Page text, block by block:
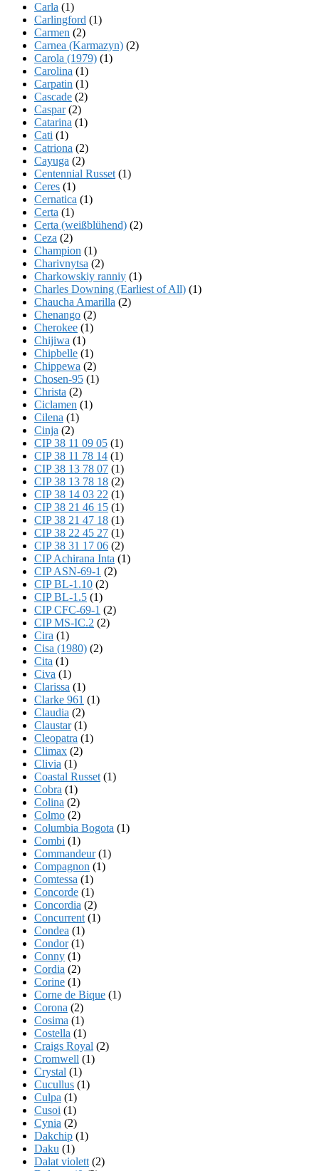
Carla (1)
Carlingford (1)
Carmen (2)
Carnea (Karmazyn) (2)
Carola (1979) (1)
Carolina (1)
Carpatin (1)
Cascade (2)
Caspar(2)
Catarina (1)
Cati (1)
Catriona (2)
Cayuga (2)
Centennial Russet (1)
Ceres (1)
Cernatica (1)
Certa (1)
Certa (weißblühend) (2)
Ceza (2)
Champion (1)
Charivnytsa (2)
Charkowskiy ranniy (1)
Charles Downing (Earliest of All) (1)
Chaucha Amarilla (2)
Chenango (2)
Cherokee (1)
Chijiwa (1)
Chipbelle (1)
Chippewa (2)
Chosen-95 (1)
Christa (2)
Ciclamen (1)
Cilena (1)
Cinja (2)
CIP 38 11 09 05 (1)
CIP 38 11 78 14 (1)
CIP 38 13 78 07 (1)
CIP 38 13 78 18 (2)
CIP 38 14 03 22 (1)
CIP 38 21 46 15 (1)
CIP 38 21 47 18 (1)
CIP 38 22 45 27 (1)
CIP 38 31 17 06 (2)
CIP Achirana Inta (1)
CIP ASN-69-1 (2)
CIP BL-1.10 (2)
CIP BL-1.5 (1)
CIP CFC-69-1 (2)
CIP MS-IC.2 (2)
Cira (1)
Cisa (1980) (2)
Cita (1)
Civa (1)
Clarissa (1)
Clarke 961 (1)
Claudia (2)
Claustar(1)
Cleopatra (1)
Climax (2)
Clivia (1)
Coastal Russet (1)
Cobra (1)
Colina (2)
Colmo (2)
Columbia Bogota (1)
Combi (1)
Commandeur(1)
Compagnon (1)
Comtessa (1)
Concorde (1)
Concordia (2)
Concurrent (1)
Condea (1)
Condor(1)
Conny (1)
Cordia (2)
Corine (1)
Corne de Bique (1)
Corona (2)
Cosima (1)
Costella (1)
Craigs Royal (2)
Cromwell (1)
Crystal (1)
Cucullus (1)
Culpa (1)
Cusoi (1)
Cynia (2)
Dakchip (1)
Daku (1)
Dalat violett (2)